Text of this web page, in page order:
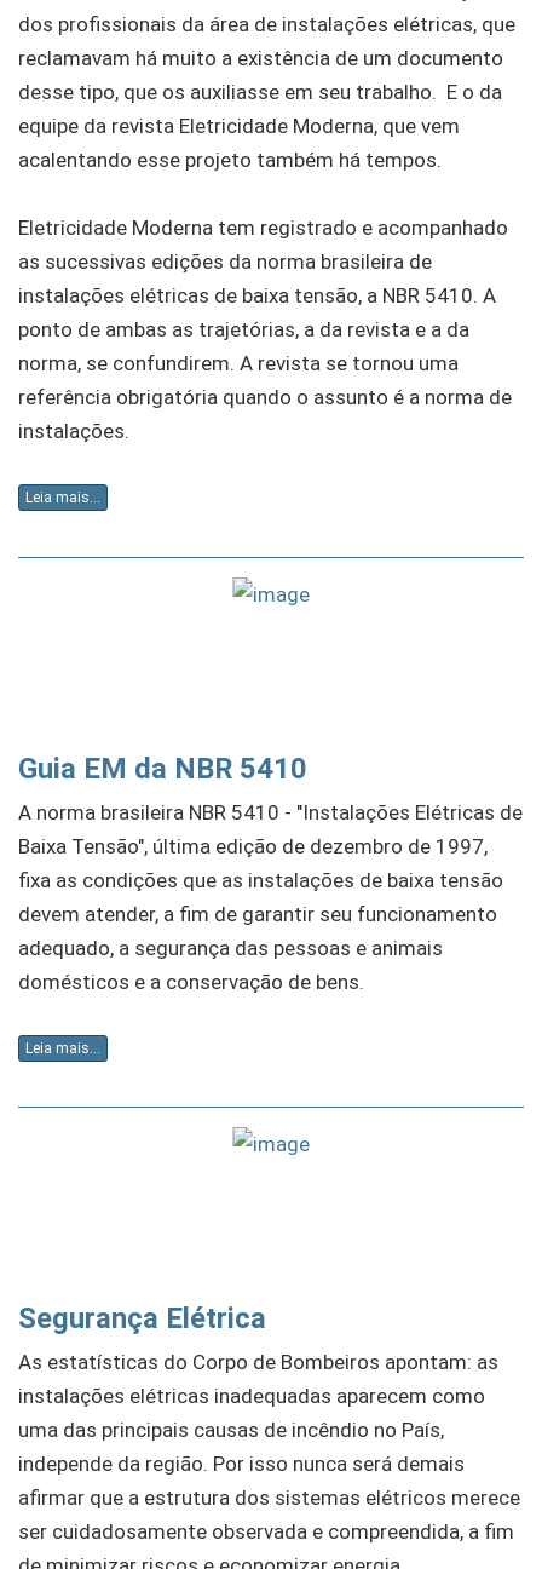
dos profissionais da área de instalações elétricas, que
reclamavam há muito a existência de um documento
desse tipo, que os auxiliasse em seu trabalho. E o da
equipe da revista Eletricidade Moderna, que vem
acalentando esse projeto também há tempos.
Eletricidade Moderna tem registrado e acompanhado
as sucessivas edições da norma brasileira de
instalações elétricas de baixa tensão, a NBR 5410. A
ponto de ambas as trajetórias, a da revista e a da
norma, se confundirem. A revista se tornou uma
referência obrigatória quando o assunto é a norma de
instalações.
Leia mais...
Guia EM da NBR 5410
A norma brasileira NBR 5410 - "Instalações Elétricas de
Baixa Tensão", última edição de dezembro de 1997,
fixa as condições que as instalações de baixa tensão
devem atender, a fim de garantir seu funcionamento
adequado, a segurança das pessoas e animais
domésticos e a conservação de bens.
Leia mais...
Segurança Elétrica
As estatísticas do Corpo de Bombeiros apontam: as
instalações elétricas inadequadas aparecem como
uma das principais causas de incêndio no País,
independe da região. Por isso nunca será demais
afirmar que a estrutura dos sistemas elétricos merece
ser cuidadosamente observada e compreendida, a fim